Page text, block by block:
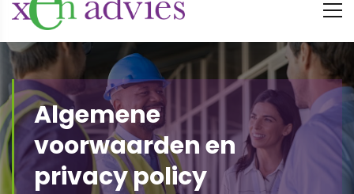
Algemene
voorwaarden en
privacy policy